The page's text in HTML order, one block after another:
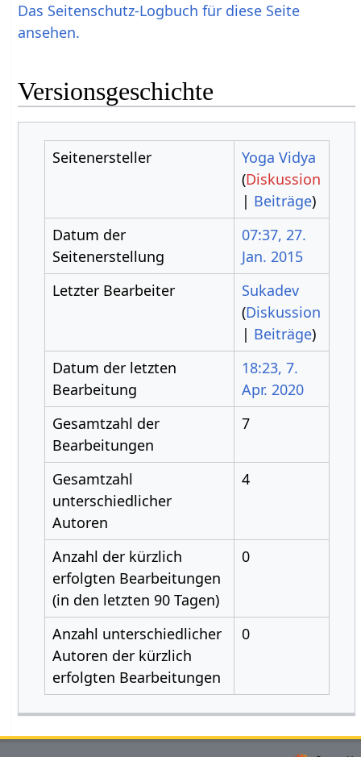
Das Seitenschutz-Logbuch für diese Seite
ansehen.
Versionsgeschichte
Seitenersteller
Yoga Vidya
(Diskussion
| Beiträge)
Datum der
Seitenerstellung
07:37, 27.
Jan. 2015
Letzter Bearbeiter
Sukadev
(Diskussion
| Beiträge)
Datum der letzten
Bearbeitung
18:23, 7.
Apr. 2020
Gesamtzahl der
Bearbeitungen
7
Gesamtzahl
unterschiedlicher
Autoren
4
Anzahl der kürzlich
erfolgten Bearbeitungen
(in den letzten 90 Tagen)
0
Anzahl unterschiedlicher
Autoren der kürzlich
erfolgten Bearbeitungen
0